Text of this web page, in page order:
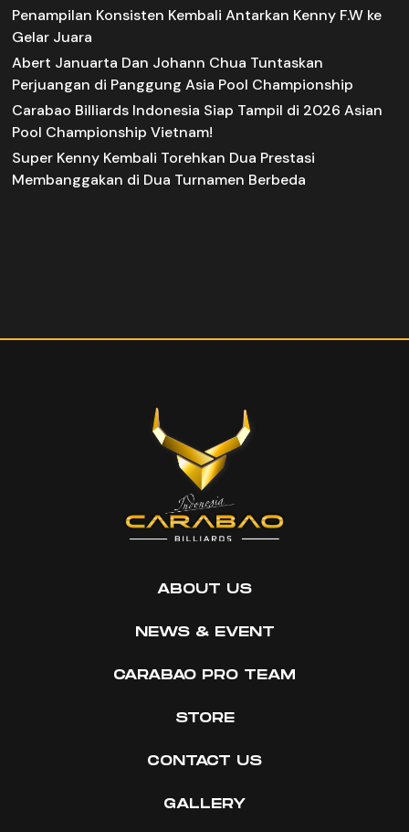
Penampilan Konsisten Kembali Antarkan Kenny F.W ke
Gelar Juara
Abert Januarta Dan Johann Chua Tuntaskan
Perjuangan di Panggung Asia Pool Championship
Carabao Billiards Indonesia Siap Tampil di 2026 Asian
Pool Championship Vietnam!
Super Kenny Kembali Torehkan Dua Prestasi
Membanggakan di Dua Turnamen Berbeda
ABOUT US
NEWS & EVENT
CARABAO PRO TEAM
STORE
CONTACT US
GALLERY